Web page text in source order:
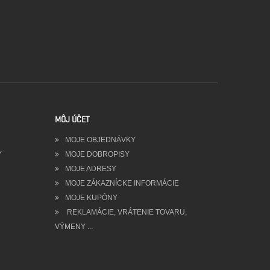
MÔJ ÚČET
MOJE OBJEDNÁVKY
MOJE DOBROPISY
MOJE ADRESY
MOJE ZÁKAZNÍCKE INFORMÁCIE
MOJE KUPÓNY
REKLAMÁCIE, VRÁTENIE TOVARU,
VÝMENY ...